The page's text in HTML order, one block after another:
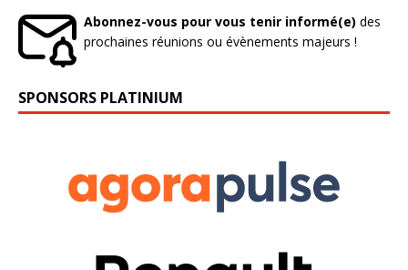
Abonnez-vous pour vous tenir informé(e) des
prochaines réunions ou évènements majeurs !
SPONSORS PLATINIUM